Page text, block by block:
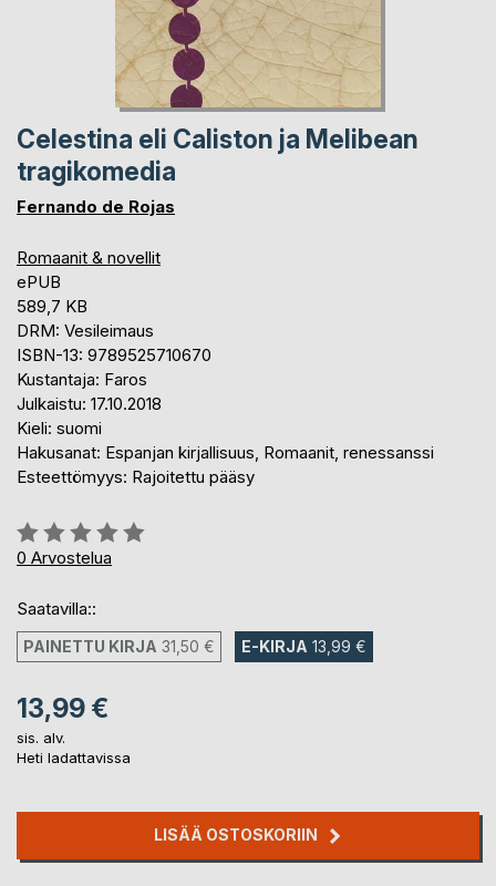
Celestina eli Caliston ja Melibean
tragikomedia
Fernando de Rojas
Romaanit & novellit
ePUB
589,7 KB
DRM: Vesileimaus
ISBN-13: 9789525710670
Kustantaja: Faros
Julkaistu: 17.10.2018
Kieli: suomi
Hakusanat: Espanjan kirjallisuus, Romaanit, renessanssi
Esteettömyys: Rajoitettu pääsy
Arvostelu::
0%
0 Arvostelua
Saatavilla::
PAINETTU KIRJA 31,50 € E-KIRJA 13,99 €
13,99 €
sis. alv.
Heti ladattavissa
LISÄÄ OSTOSKORIIN